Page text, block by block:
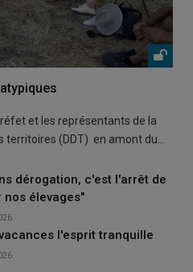
et les représentants de la
(DDT) en amont du…
dérogation, c'est l'arrêt de
nos élevages"
l'esprit tranquille